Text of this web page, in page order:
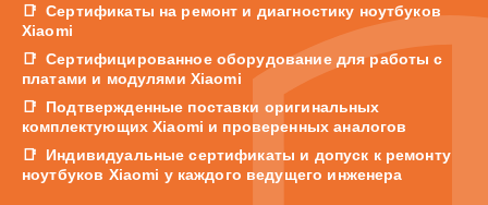
Сертификаты на ремонт и диагностику ноутбуков
Xiaomi
Сертифицированное оборудование для работы с
платами и модулями Xiaomi
Подтвержденные поставки оригинальных
комплектующих Xiaomi и проверенных аналогов
Индивидуальные сертификаты и допуск к ремонту
ноутбуков Xiaomi у каждого ведущего инженера